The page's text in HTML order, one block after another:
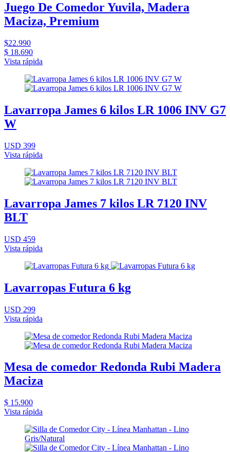
Juego De Comedor Yuvila, Madera
Maciza, Premium
$22.990
$ 18.690
Vista rápida
Lavarropa James 6 kilos LR 1006 INV G7
W
USD 399
Vista rápida
Lavarropa James 7 kilos LR 7120 INV
BLT
USD 459
Vista rápida
Lavarropas Futura 6 kg
USD 299
Vista rápida
Mesa de comedor Redonda Rubi Madera
Maciza
$ 15.900
Vista rápida